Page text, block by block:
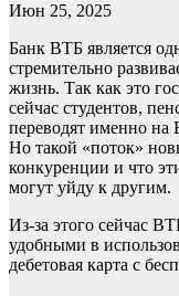
Июн 25, 2025
Банк ВТБ является
стремительно
жизнь. Так как это
сейчас студентов,
переводят именно
Но такой «поток»
конкуренции и что
могут уйду к другим.
Из-за этого сейчас
удобными в
дебетовая карта с